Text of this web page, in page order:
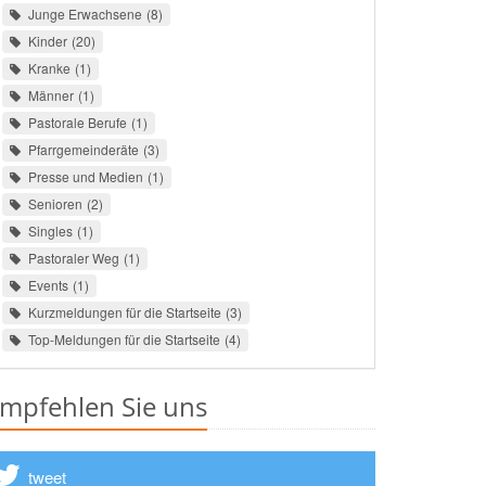
Junge Erwachsene 8
Kinder 20
Kranke 1
Männer 1
Pastorale Berufe 1
Pfarrgemeinderäte 3
Presse und Medien 1
Senioren 2
Singles 1
Pastoraler Weg 1
Events 1
Kurzmeldungen für die Startseite 3
Top-Meldungen für die Startseite 4
Sie uns
tweet